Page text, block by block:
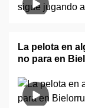
La pelota en
no para en